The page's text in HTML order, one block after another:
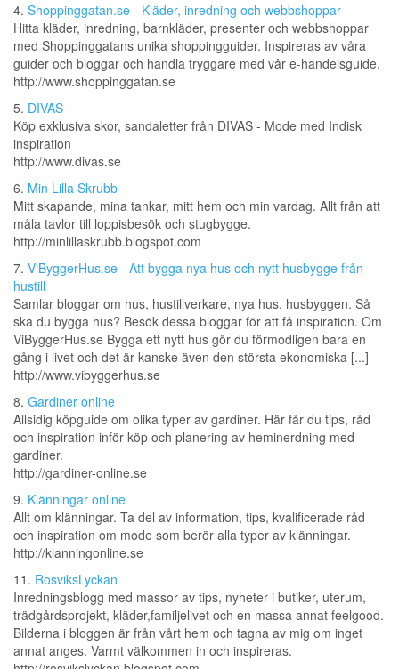
4. Shoppinggatan.se - Kläder, inredning och webbshoppar
Hitta kläder, inredning, barnkläder, presenter och webbshoppar
med Shoppinggatans unika shoppingguider. Inspireras av våra
guider och bloggar och handla tryggare med vår e-handelsguide.
http://www.shoppinggatan.se
5. DIVAS
Köp exklusiva skor, sandaletter från DIVAS - Mode med Indisk
inspiration
http://www.divas.se
6. Min Lilla Skrubb
Mitt skapande, mina tankar, mitt hem och min vardag. Allt från att
måla tavlor till loppisbesök och stugbygge.
http://minlillaskrubb.blogspot.com
7. ViByggerHus.se - Att bygga nya hus och nytt husbygge från
hustill
Samlar bloggar om hus, hustillverkare, nya hus, husbyggen. Så
ska du bygga hus? Besök dessa bloggar för att få inspiration. Om
ViByggerHus.se Bygga ett nytt hus gör du förmodligen bara en
gång i livet och det är kanske även den största ekonomiska [...]
http://www.vibyggerhus.se
8. Gardiner online
Allsidig köpguide om olika typer av gardiner. Här får du tips, råd
och inspiration inför köp och planering av heminerdning med
gardiner.
http://gardiner-online.se
9. Klänningar online
Allt om klänningar. Ta del av information, tips, kvalificerade råd
och inspiration om mode som berör alla typer av klänningar.
http://klanningonline.se
11. RosviksLyckan
Inredningsblogg med massor av tips, nyheter i butiker, uterum,
trädgårdsprojekt, kläder,familjelivet och en massa annat feelgood.
Bilderna i bloggen är från vårt hem och tagna av mig om inget
annat anges. Varmt välkommen in och inspireras.